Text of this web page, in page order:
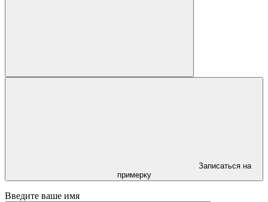
Записаться на
примерку
Введите ваше имя